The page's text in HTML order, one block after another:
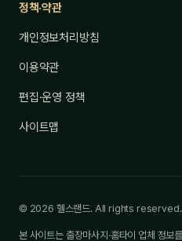
정책·약관
개인정보처리방침
이용약관
편집·운영 정책
사이트맵
© 2026 헬스랜드. All rights reserved.
본 사이트는 출장마사지·홈타이 업체 정보